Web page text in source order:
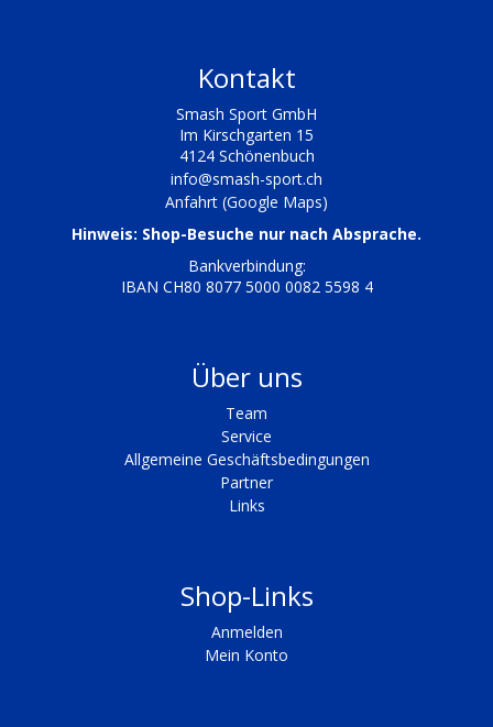
Kontakt
Smash Sport GmbH
Im Kirschgarten 15
4124 Schönenbuch
info@smash-sport.ch
Anfahrt (Google Maps)
Hinweis: Shop-Besuche nur nach Absprache.
Bankverbindung:
IBAN CH80 8077 5000 0082 5598 4
Über uns
Team
Service
Allgemeine Geschäftsbedingungen
Partner
Links
Shop-Links
Anmelden
Mein Konto